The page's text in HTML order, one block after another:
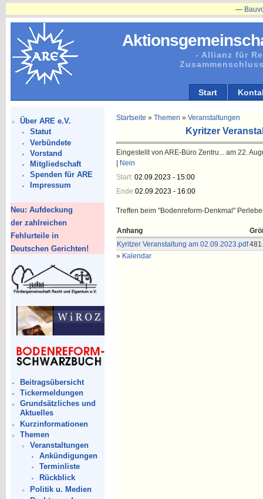
- Allianz für
Start
Über ARE e.V.
Statut
Verbündete
Vorstand
Mitgliedschaft
Spenden für ARE
Impressum
Neu: Aufdeckung
der zahlreichen
Fehlurteile in
Deutschen Gerichten!
Beitragsübersicht
Tickermeldungen
Grundsätzliches und
Aktuelles
Kurzinformationen
Themen
Veranstaltungen
Ankündigungen
Terminliste
Rückblick
Politik u. Medien
Startseite » Themen » Veranstaltungen
Kyritzer
Eingestellt von ARE-Büro Zentru... am 22.
Nein
Start: 02.09.2023 - 15:00
Ende:02.09.2023 - 16:00
Treffen beim "Bodenreform-Denkmal"
Anhang
Kyritzer Veranstaltung am 02.09.2023.pdf
» Kalendar